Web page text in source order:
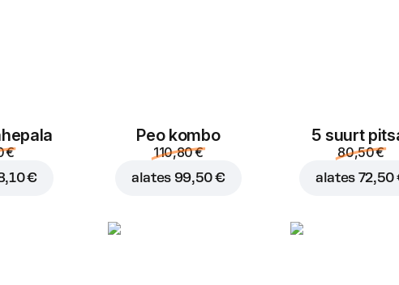
€
€
Peo kombo
110,80 €
alates 99,50 €
5 suurt
80,50 €
alates 72,50